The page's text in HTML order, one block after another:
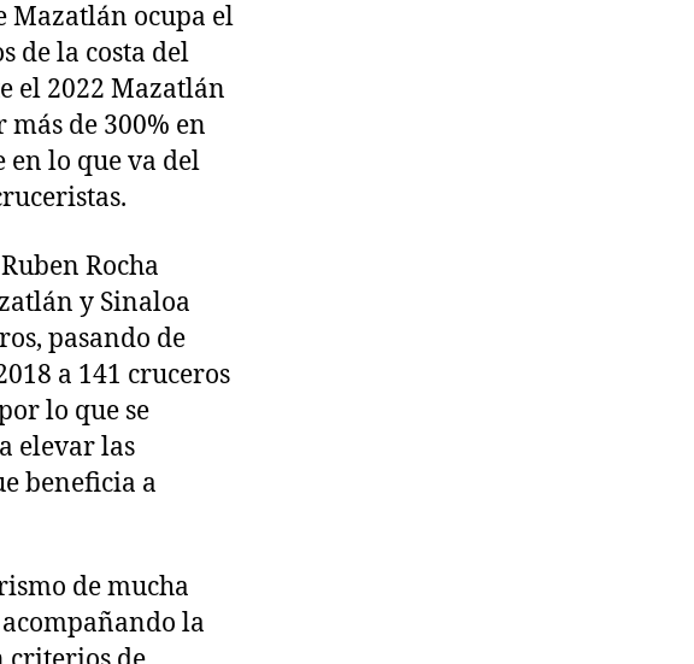
Mazatlán ocupa el
de la costa del
el 2022 Mazatlán
de 300% en
en lo que va del
Rocha
y Sinaloa
pasando de
a 141 cruceros
lo que se
elevar las
beneficia a
de mucha
la